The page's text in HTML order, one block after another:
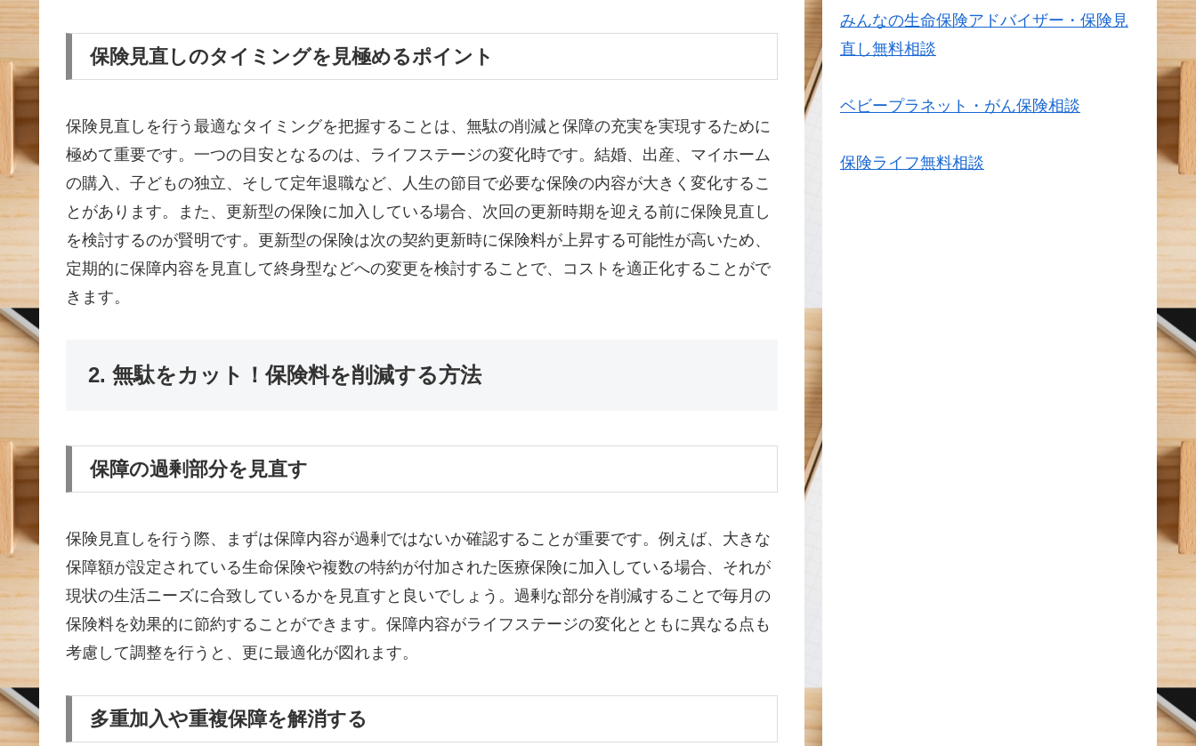
保険見直しのタイミングを見極めるポイント
保険見直しを行う最適なタイミングを把握することは、無駄の削減と保障の充実を実現するために
極めて重要です。一つの目安となるのは、ライフステージの変化時です。結婚、出産、マイホーム
の購入、子どもの独立、そして定年退職など、人生の節目で必要な保険の内容が大きく変化するこ
とがあります。また、更新型の保険に加入している場合、次回の更新時期を迎える前に保険見直し
を検討するのが賢明です。更新型の保険は次の契約更新時に保険料が上昇する可能性が高いため、
定期的に保障内容を見直して終身型などへの変更を検討することで、コストを適正化することがで
きます。
2. 無駄をカット！保険料を削減する方法
保障の過剰部分を見直す
保険見直しを行う際、まずは保障内容が過剰ではないか確認することが重要です。例えば、大きな
保障額が設定されている生命保険や複数の特約が付加された医療保険に加入している場合、それが
現状の生活ニーズに合致しているかを見直すと良いでしょう。過剰な部分を削減することで毎月の
保険料を効果的に節約することができます。保障内容がライフステージの変化とともに異なる点も
考慮して調整を行うと、更に最適化が図れます。
多重加入や重複保障を解消する
みんなの生命保険アドバイザー・保険見
直し無料相談
ベビープラネット・がん保険相談
保険ライフ無料相談